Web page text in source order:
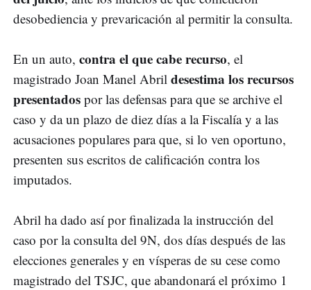
desobediencia y prevaricación al permitir la consulta.
En un auto, contra el que cabe recurso, el
magistrado Joan Manel Abril desestima los recursos
presentados por las defensas para que se archive el
caso y da un plazo de diez días a la Fiscalía y a las
acusaciones populares para que, si lo ven oportuno,
presenten sus escritos de calificación contra los
imputados.
Abril ha dado así por finalizada la instrucción del
caso por la consulta del 9N, dos días después de las
elecciones generales y en vísperas de su cese como
magistrado del TSJC, que abandonará el próximo 1